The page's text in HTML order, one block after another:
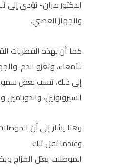
الدكتور بدران- تؤدي إلى
والجهاز العصبي.
كما أن لهذه الفطريات
للأمعاء، وتغزو الدم،
إلى ذلك، تسبب بعض سموم
السيروتونين، والدوبامين
وهنا يشار إلى أن
وعندما تقل تلك
الموصلات يعتل المزاج